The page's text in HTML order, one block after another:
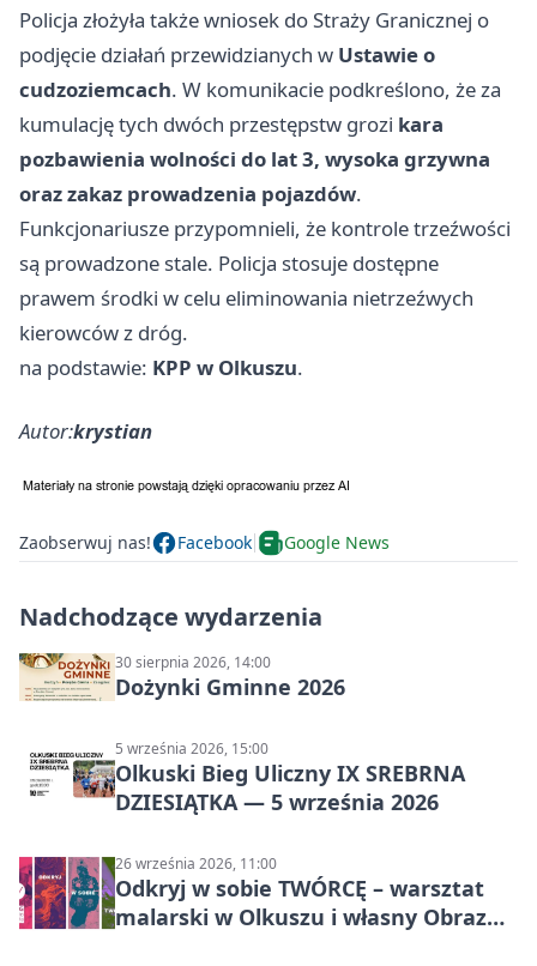
Policja złożyła także wniosek do Straży Granicznej o
podjęcie działań przewidzianych w Ustawie o
cudzoziemcach. W komunikacie podkreślono, że za
kumulację tych dwóch przestępstw grozi kara
pozbawienia wolności do lat 3, wysoka grzywna
oraz zakaz prowadzenia pojazdów.
Funkcjonariusze przypomnieli, że kontrole trzeźwości
są prowadzone stale. Policja stosuje dostępne
prawem środki w celu eliminowania nietrzeźwych
kierowców z dróg.
na podstawie: KPP w Olkuszu.
Autor:krystian
Zaobserwuj nas! Facebook Google News
Nadchodzące wydarzenia
30 sierpnia 2026, 14:00
Dożynki Gminne 2026
5 września 2026, 15:00
Olkuski Bieg Uliczny IX SREBRNA
DZIESIĄTKA — 5 września 2026
26 września 2026, 11:00
Odkryj w sobie TWÓRCĘ – warsztat
malarski w Olkuszu i własny Obraz